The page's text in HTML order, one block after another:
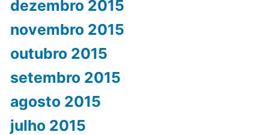
dezembro 2015
novembro 2015
outubro 2015
setembro 2015
agosto 2015
julho 2015